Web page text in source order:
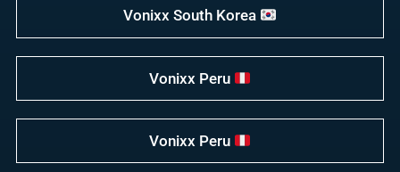
Vonixx South Korea
Vonixx Peru
Vonixx Peru